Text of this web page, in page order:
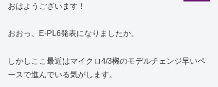
おはようございます！
おおっ、E-PL6発表になりましたか。
しかしここ最近はマイクロ4/3機のモデルチェンジ早いペ
ースで進んでいる気がします。